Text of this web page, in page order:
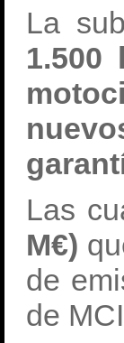
La
1.500
Las
M€)
de
de